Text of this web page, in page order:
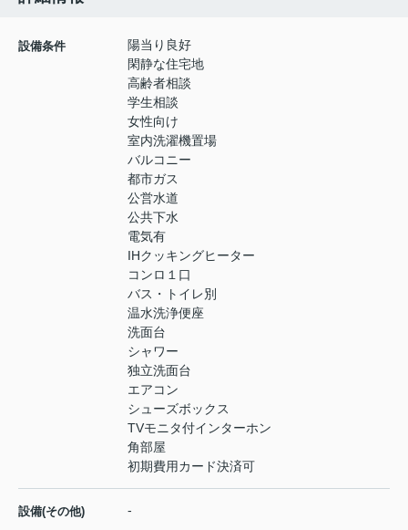
設備条件
陽当り良好
閑静な住宅地
高齢者相談
学生相談
女性向け
室内洗濯機置場
バルコニー
都市ガス
公営水道
公共下水
電気有
IHクッキングヒーター
コンロ１口
バス・トイレ別
温水洗浄便座
洗面台
シャワー
独立洗面台
エアコン
シューズボックス
TVモニタ付インターホン
角部屋
初期費用カード決済可
設備(その他) -